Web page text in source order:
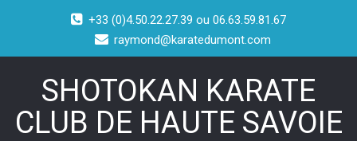
+33 (0)4.50.22.27.39 ou 06.63.59.81.67
raymond@karatedumont.com
SHOTOKAN KARATE
CLUB DE HAUTE SAVOIE